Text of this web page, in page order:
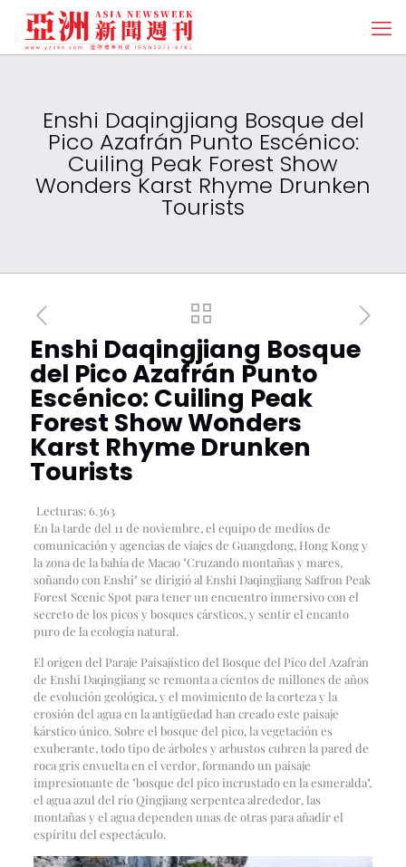
Enshi Daqingjiang Bosque del
Pico Azafrán Punto Escénico:
Cuiling Peak Forest Show
Wonders Karst Rhyme Drunken
Tourists
Enshi Daqingjiang Bosque
del Pico Azafrán Punto
Escénico: Cuiling Peak
Forest Show Wonders
Karst Rhyme Drunken
Tourists
Lecturas:6.363
En la tarde del 11 de noviembre, el equipo de medios de
comunicación y agencias de viajes de Guangdong, Hong Kong y
la zona de la bahía de Macao "Cruzando montañas y mares,
soñando con Enshi" se dirigió al Enshi Daqingjiang Saffron Peak
Forest Scenic Spot para tener un encuentro inmersivo con el
secreto de los picos y bosques cársticos, y sentir el encanto
puro de la ecología natural.
El origen del Paraje Paisajístico del Bosque del Pico del Azafrán
de Enshi Daqingjiang se remonta a cientos de millones de años
de evolución geológica, y el movimiento de la corteza y la
erosión del agua en la antigüedad han creado este paisaje
kárstico único. Sobre el bosque del pico, la vegetación es
exuberante, todo tipo de árboles y arbustos cubren la pared de
roca gris envuelta en el verdor, formando un paisaje
impresionante de "bosque del pico incrustado en la esmeralda",
el agua azul del río Qingjiang serpentea alrededor, las
montañas y el agua dependen unas de otras para añadir el
espíritu del espectáculo.